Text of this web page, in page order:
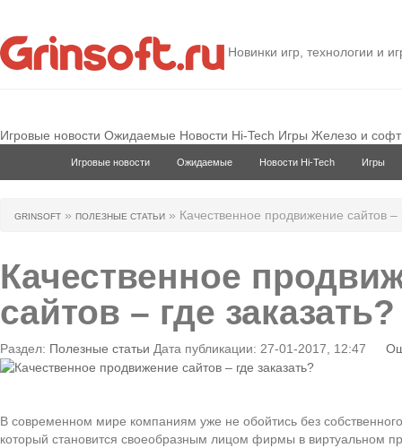
Новинки игр, технологии и
Игровые новости Ожидаемые Новости Hi-Tech Игры Железо и софт
Игровые новости Ожидаемые Новости Hi-Tech Игры
GRINSOFT » ПОЛЕЗНЫЕ СТАТЬИ » Качественное продвижение сайтов –
Качественное
сайтов – где заказать?
Раздел: Полезные статьи Дата публикации: 27-01-2017, 12:47
В современном мире компаниям уже не обойтись без
который становится своеобразным лицом фирмы в виртуальном